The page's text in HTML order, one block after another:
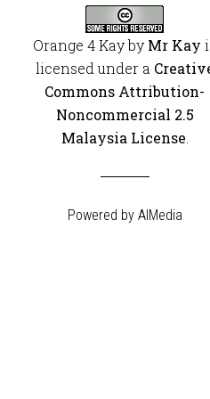
Orange 4 Kayby Mr Kay
licensed under a
Commons Attribution-
Noncommercial 2.5
Malaysia License
Powered by AIMedia